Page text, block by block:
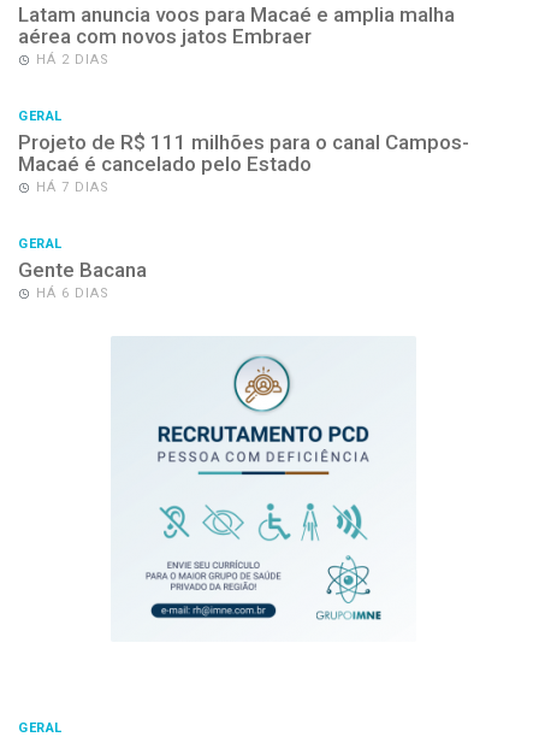
Latam anuncia voos para Macaé e amplia malha
aérea com novos jatos Embraer
HÁ 2 DIAS
GERAL
Projeto de R$ 111 milhões para o canal Campos-
Macaé é cancelado pelo Estado
HÁ 7 DIAS
GERAL
Gente Bacana
HÁ 6 DIAS
GERAL